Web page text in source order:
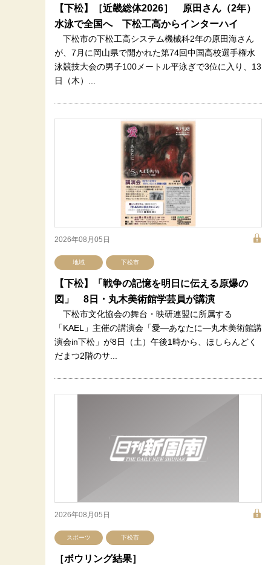
【下松】［近畿総体2026］ 原田さん（2年）
水泳で全国へ 下松工高からインターハイ
下松市の下松工高システム機械科2年の原田海さん
が、7月に岡山県で開かれた第74回中国高校選手権水
泳競技大会の男子100メートル平泳ぎで3位に入り、13
日（木）...
2026年08月05日
地域 下松市
【下松】「戦争の記憶を明日に伝える原爆の
図」 8日・丸木美術館学芸員が講演
下松市文化協会の舞台・映研連盟に所属する
「KAEL」主催の講演会「愛―あなたに―丸木美術館講
演会in下松」が8日（土）午後1時から、ほしらんどく
だまつ2階のサ...
2026年08月05日
スポーツ 下松市
［ボウリング結果］